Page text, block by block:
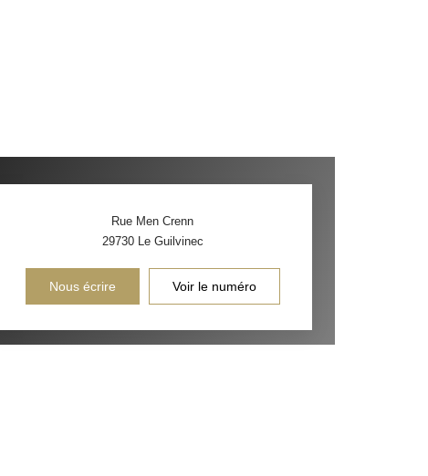
Rue Men Crenn
29730 Le Guilvinec
Nous écrire Voir le numéro